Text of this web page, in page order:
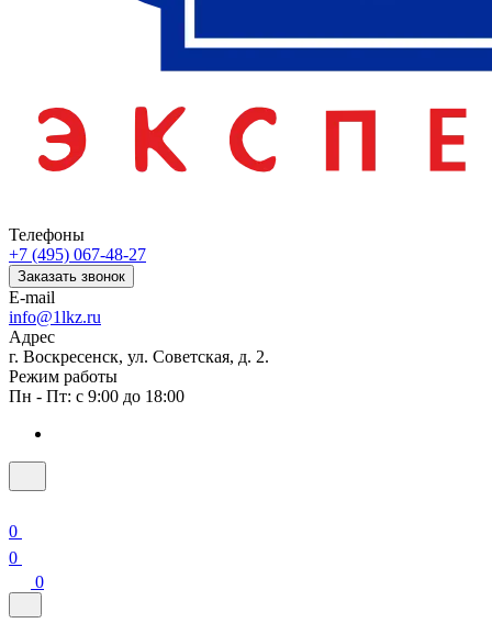
Телефоны
+7 (495) 067-48-27
Заказать звонок
E-mail
info@1lkz.ru
Адрес
г. Воскресенск, ул. Советская, д. 2.
Режим работы
Пн - Пт: с 9:00 до 18:00
0
0
0